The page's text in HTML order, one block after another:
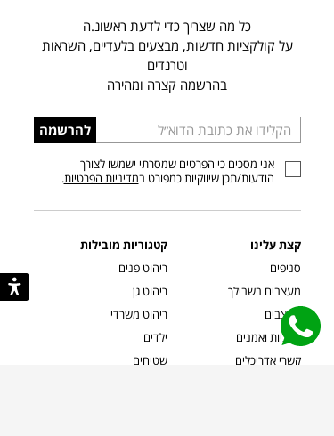
כל מה שצריך כדי לדעת ראשונ.ה
על קולקציות חדשות, מבצעים בלעדיים, השראות
וטרנדים
בהרשמה קצרה ומהירה
הכניסו
כתובת
דוא”ל
להרשמה
אני מסכים כי הפרטים שמסרתי ישמשו לצורך
הודעות/תכן שיווקיות כמפורט במדיניות הפרטיות.
קצת עלינו
סניפים
מעצבים בשבילך
מעצבים
אמניות ואמנים
קשרי אדריכלים
קטגוריות מובילות
ריהוט פנים
ריהוט גן
ריהוט משרדי
ילדים
שטיחים